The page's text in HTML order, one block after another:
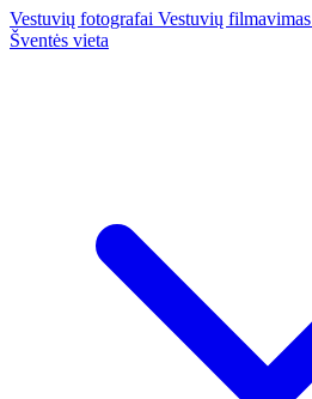
Vestuvių fotografai Vestuvių filmavimas
Šventės vieta